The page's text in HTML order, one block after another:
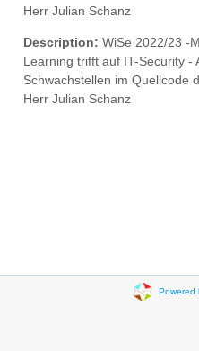
Herr Julian Schanz
Description: WiSe 2022/23 -
Learning trifft auf IT-Security -
Schwachstellen im Quellcode
Herr Julian Schanz
Powered